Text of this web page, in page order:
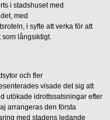
i stadshuset med
med
i syfte att verka för att
långsiktigt.
och fler
visade det sig att
utökade idrottssatsningar efter
arrangeras den första
med stadens ledande